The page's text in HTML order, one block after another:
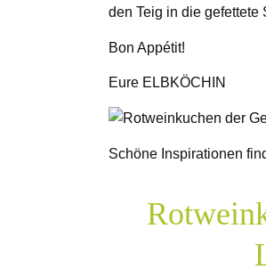
den Teig in die gefettete
Bon Appétit!
Eure ELBKÖCHIN
Schöne Inspirationen